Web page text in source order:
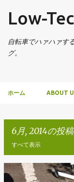
スキッ
Low-
自転車でハァハァす
グ。
ホーム ABOUT
6月, 2014の投
すべて表示